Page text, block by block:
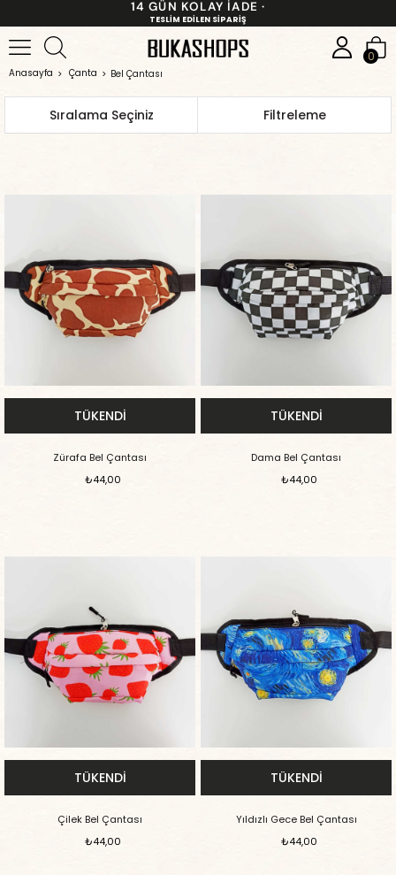
14 GÜN KOLAY İADE ·
TESLİM EDİLEN SİPARİŞ
0
Anasayfa Çanta Bel Çantası
Filtreleme
Sıralama
TÜKENDI
Zürafa Bel Çantası
₺44,00
TÜKENDI
Dama Bel Çantası
₺44,00
TÜKENDI
Çilek Bel Çantası
₺44,00
TÜKENDI
Yıldızlı Gece Bel Çantası
₺44,00